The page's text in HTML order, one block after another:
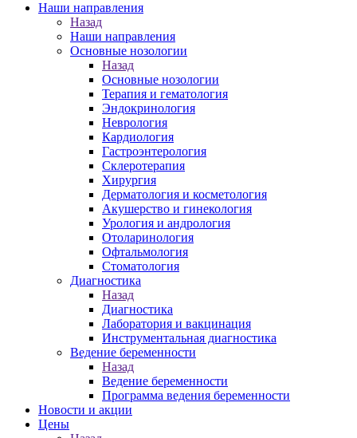
Наши направления
Назад
Наши направления
Основные нозологии
Назад
Основные нозологии
Терапия и гематология
Эндокринология
Неврология
Кардиология
Гастроэнтерология
Склеротерапия
Хирургия
Дерматология и косметология
Акушерство и гинекология
Урология и андрология
Отоларинология
Офтальмология
Стоматология
Диагностика
Назад
Диагностика
Лаборатория и вакцинация
Инструментальная диагностика
Ведение беременности
Назад
Ведение беременности
Программа ведения беременности
Новости и акции
Цены